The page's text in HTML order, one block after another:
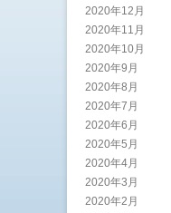
2020年12月
2020年11月
2020年10月
2020年9月
2020年8月
2020年7月
2020年6月
2020年5月
2020年4月
2020年3月
2020年2月